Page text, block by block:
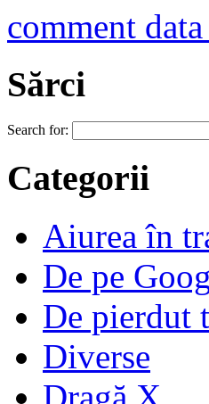
comment
Sărci
Search for:
Categorii
Aiurea în
De pe
De pierdut
Diverse
Dragă X